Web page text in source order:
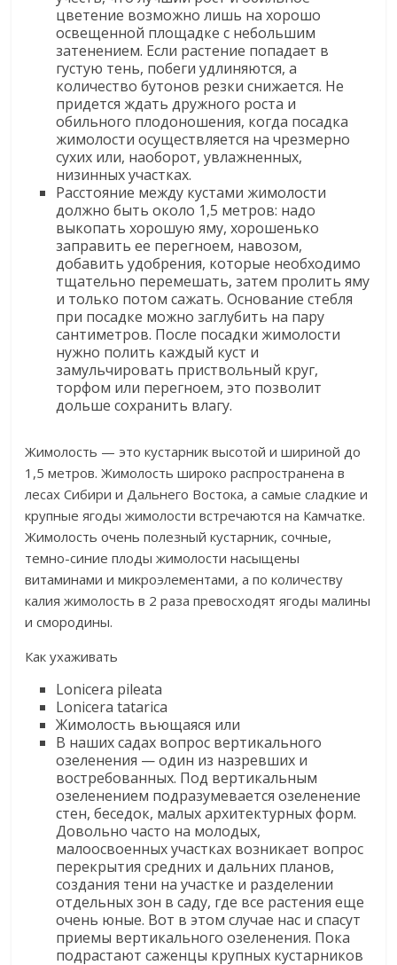
цветение возможно лишь на хорошо
освещенной площадке с небольшим
затенением. Если растение попадает в
густую тень, побеги удлиняются, а
количество бутонов резки снижается. Не
придется ждать дружного роста и
обильного плодоношения, когда посадка
жимолости осуществляется на чрезмерно
сухих или, наоборот, увлажненных,
низинных участках.​
​Расстояние между кустами жимолости
должно быть около 1,5 метров: надо
выкопать хорошую яму, хорошенько
заправить ее перегноем, навозом,
добавить удобрения, которые необходимо
тщательно перемешать, затем пролить яму
и только потом сажать. Основание стебля
при посадке можно заглубить на пару
сантиметров. После посадки жимолости
нужно полить каждый куст и
замульчировать приствольный круг,
торфом или перегноем, это позволит
дольше сохранить влагу.​
​Жимолость — это кустарник высотой и шириной до
1,5 метров. Жимолость широко распространена в
лесах Сибири и Дальнего Востока, а самые сладкие и
крупные ягоды жимолости встречаются на Камчатке.
Жимолость очень полезный кустарник, сочные,
темно-синие плоды жимолости насыщены
витаминами и микроэлементами, а по количеству
калия жимолость в 2 раза превосходят ягоды малины
и смородины.​
​Как ухаживать​
​Lonicera pileata​
​Lonicera tatarica​
​Жимолость вьющаяся или​
​В наших садах вопрос вертикального
озеленения — один из назревших и
востребованных. Под вертикальным
озеленением подразумевается озеленение
стен, беседок, малых архитектурных форм.
Довольно часто на молодых,
малоосвоенных участках возникает вопрос
перекрытия средних и дальних планов,
создания тени на участке и разделении
отдельных зон в саду, где все растения еще
очень юные. Вот в этом случае нас и спасут
приемы вертикального озеленения. Пока
подрастают саженцы крупных кустарников